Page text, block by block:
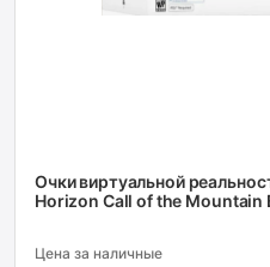
Очки виртуальной
Horizon Call of the Mountain
Цена за наличные